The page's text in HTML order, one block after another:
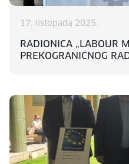
17. listopada 2025.
RADIONICA „LABOUR
PREKOGRANIČNOG